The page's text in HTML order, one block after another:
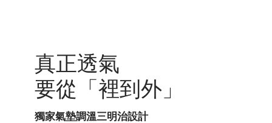
真正透氣
要從「裡到外」
獨家氣墊調溫三明治設計